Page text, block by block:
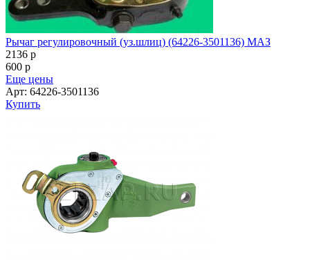
Рычаг регулировочный (уз.шлиц) (64226-3501136) МАЗ
2136 p
600 p
Еще цены
Арт: 64226-3501136
Купить